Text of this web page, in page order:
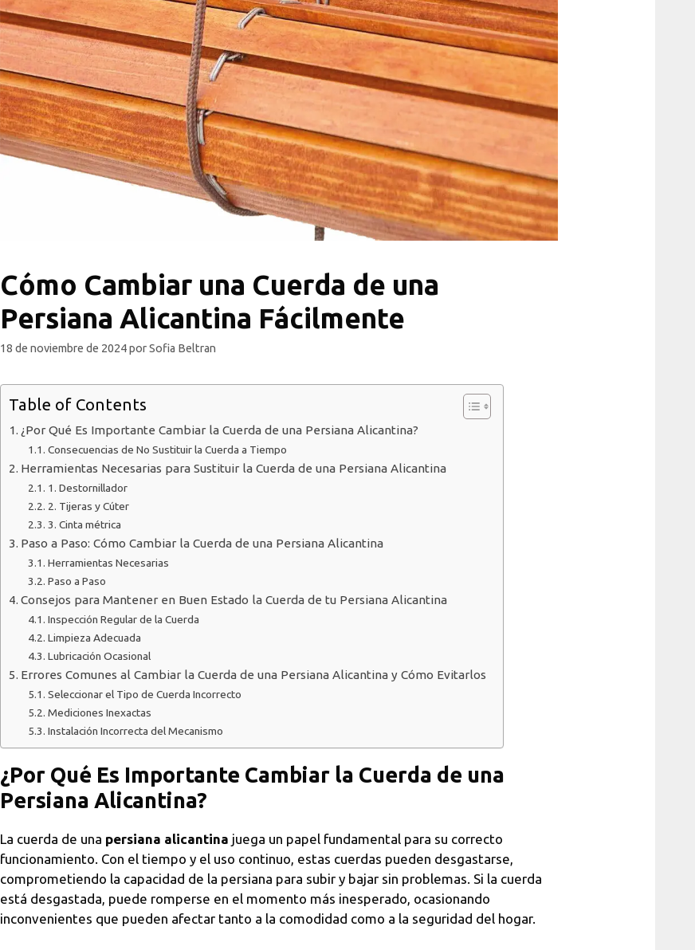
Cómo Cambiar una Cuerda de una
Persiana Alicantina Fácilmente
18 de noviembre de 2024porSofia Beltran
Table of Contents
¿Por Qué Es Importante Cambiar la Cuerda de una Persiana Alicantina?
Consecuencias de No Sustituir la Cuerda a Tiempo
Herramientas Necesarias para Sustituir la Cuerda de una Persiana Alicantina
1. Destornillador
2. Tijeras y Cúter
3. Cinta métrica
Paso a Paso: Cómo Cambiar la Cuerda de una Persiana Alicantina
Herramientas Necesarias
Paso a Paso
Consejos para Mantener en Buen Estado la Cuerda de tu Persiana Alicantina
Inspección Regular de la Cuerda
Limpieza Adecuada
Lubricación Ocasional
Errores Comunes al Cambiar la Cuerda de una Persiana Alicantina y Cómo Evitarlos
Seleccionar el Tipo de Cuerda Incorrecto
Mediciones Inexactas
Instalación Incorrecta del Mecanismo
¿Por Qué Es Importante Cambiar la Cuerda de una
Persiana Alicantina?
La cuerda de una persiana alicantina juega un papel fundamental para su correcto
funcionamiento. Con el tiempo y el uso continuo, estas cuerdas pueden desgastarse,
comprometiendo la capacidad de la persiana para subir y bajar sin problemas. Si la cuerda
está desgastada, puede romperse en el momento más inesperado, ocasionando
inconvenientes que pueden afectar tanto a la comodidad como a la seguridad del hogar.